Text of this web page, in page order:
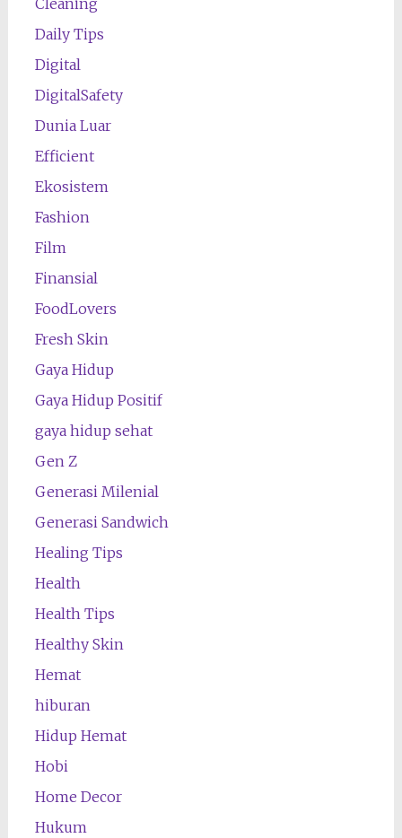
Cleaning
Daily Tips
Digital
DigitalSafety
Dunia Luar
Efficient
Ekosistem
Fashion
Film
Finansial
FoodLovers
Fresh Skin
Gaya Hidup
Gaya Hidup Positif
gaya hidup sehat
Gen Z
Generasi Milenial
Generasi Sandwich
Healing Tips
Health
Health Tips
Healthy Skin
Hemat
hiburan
Hidup Hemat
Hobi
Home Decor
Hukum